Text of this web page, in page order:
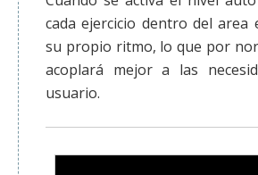
cada ejercicio dentro del area
su propio ritmo, lo que por
acoplará mejor a las
usuario.